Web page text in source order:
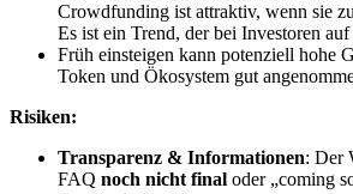
Crowdfunding ist attraktiv, wenn sie
Es ist ein Trend, der bei Investoren auf
Früh einsteigen kann potenziell hohe
Token und Ökosystem gut
Risiken:
Transparenz & Informationen: Der
FAQ noch nicht final oder „coming